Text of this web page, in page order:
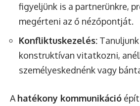
figyeljünk is a partnerünkre,
megérteni az ő nézőpontját.
Konfliktuskezelés:
konstruktívan vitatkozni,
személyeskednénk vagy
A hatékony kommunikáció